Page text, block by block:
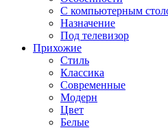
С компьютерным
Назначение
Под телевизор
Прихожие
Стиль
Классика
Современные
Модерн
Цвет
Белые